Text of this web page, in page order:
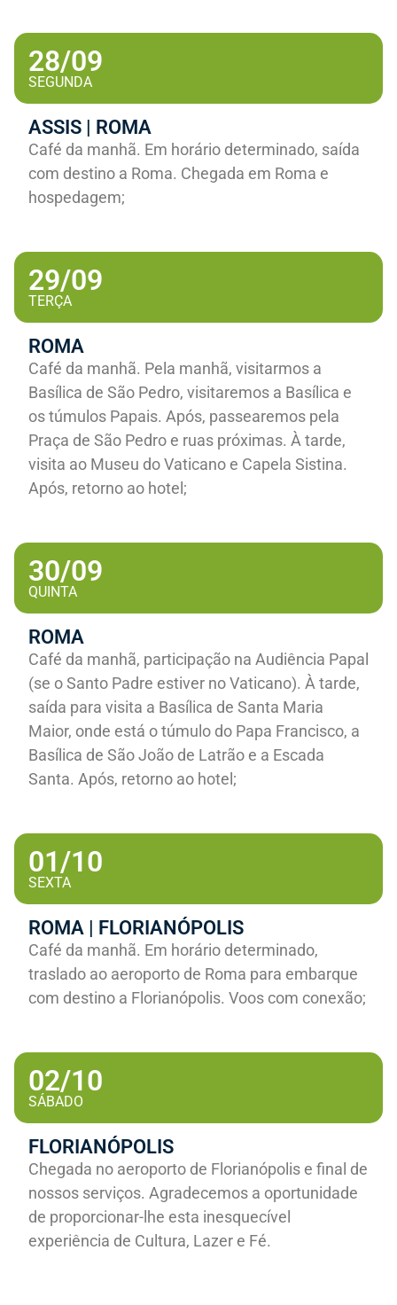
28/09
SEGUNDA
ASSIS | ROMA
Café da manhã. Em horário determinado, saída
com destino a Roma. Chegada em Roma e
hospedagem;
29/09
TERÇA
ROMA
Café da manhã. Pela manhã, visitarmos a
Basílica de São Pedro, visitaremos a Basílica e
os túmulos Papais. Após, passearemos pela
Praça de São Pedro e ruas próximas. À tarde,
visita ao Museu do Vaticano e Capela Sistina.
Após, retorno ao hotel;
30/09
QUINTA
ROMA
Café da manhã, participação na Audiência Papal
(se o Santo Padre estiver no Vaticano). À tarde,
saída para visita a Basílica de Santa Maria
Maior, onde está o túmulo do Papa Francisco, a
Basílica de São João de Latrão e a Escada
Santa. Após, retorno ao hotel;
01/10
SEXTA
ROMA | FLORIANÓPOLIS
Café da manhã. Em horário determinado,
traslado ao aeroporto de Roma para embarque
com destino a Florianópolis. Voos com conexão;
02/10
SÁBADO
FLORIANÓPOLIS
Chegada no aeroporto de Florianópolis e final de
nossos serviços. Agradecemos a oportunidade
de proporcionar-lhe esta inesquecível
experiência de Cultura, Lazer e Fé.